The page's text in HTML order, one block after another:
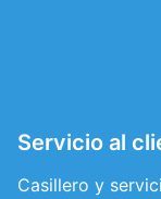
Servicio al
Casillero y